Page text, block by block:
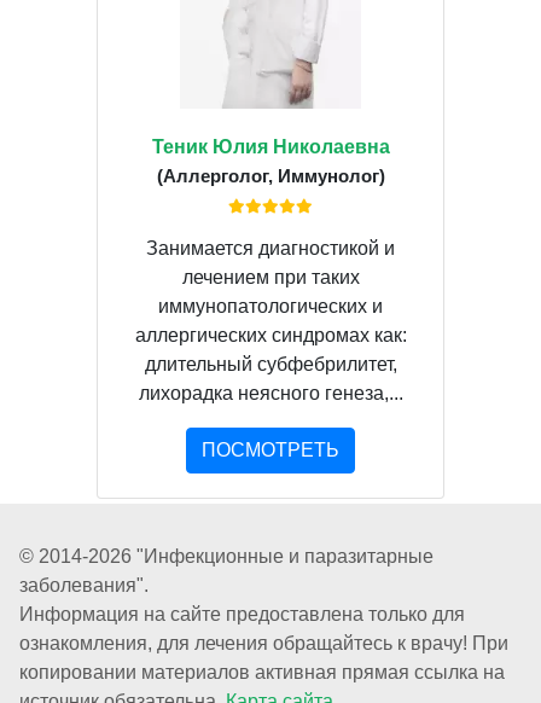
Теник Юлия Николаевна
(Аллерголог, Иммунолог)
Занимается диагностикой и
лечением при таких
иммунопатологических и
аллергических синдромах как:
длительный субфебрилитет,
лихорадка неясного генеза,...
ПОСМОТРЕТЬ
© 2014-2026 "Инфекционные и паразитарные
заболевания".
Информация на сайте предоставлена только для
ознакомления, для лечения обращайтесь к врачу! При
копировании материалов активная прямая ссылка на